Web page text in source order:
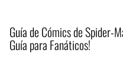
Guía de Cómics de Spider-
Guía para Fanáticos!